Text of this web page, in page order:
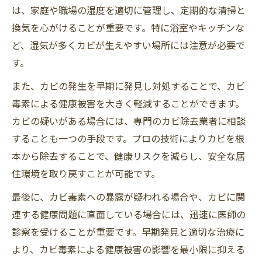
は、家庭や職場の湿度を適切に管理し、定期的な清掃と
換気を心がけることが重要です。特に浴室やキッチンな
ど、湿気が多くカビが生えやすい場所には注意が必要で
す。
また、カビの発生を早期に発見し対処することで、カビ
毒素による健康被害を大きく軽減することができます。
カビの疑いがある場合には、専門のカビ除去業者に相談
することも一つの手段です。プロの技術によりカビを根
本から除去することで、健康リスクを減らし、安全な居
住環境を取り戻すことが可能です。
最後に、カビ毒素への暴露が疑われる場合や、カビに関
連する健康問題に直面している場合には、迅速に医師の
診察を受けることが重要です。早期発見と適切な治療に
より、カビ毒素による健康被害の影響を最小限に抑える